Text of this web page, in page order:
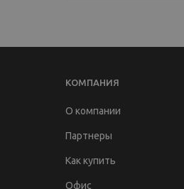
КОМПАНИЯ
О компании
Партнеры
Как купить
Офис